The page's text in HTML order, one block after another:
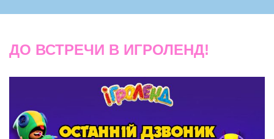
ДО ВСТРЕЧИ В ИГРОЛЕНД!